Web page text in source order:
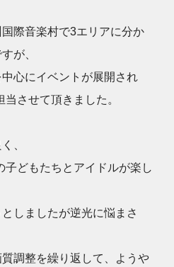
際音楽村で3エリアに分か
が、
心にイベントが展開され
させて頂きました。
、
子どもたちとアイドルが楽し
しましたが逆光に悩まさ
調整を繰り返して、ようや